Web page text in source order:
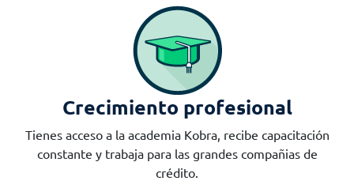
Crecimiento profesional
Tienes acceso a la academia Kobra, recibe capacitación
constante y trabaja para las grandes compañias de
crédito.